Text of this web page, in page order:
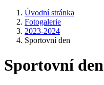
Úvodní stránka
Fotogalerie
2023-2024
Sportovní den
Sportovní den